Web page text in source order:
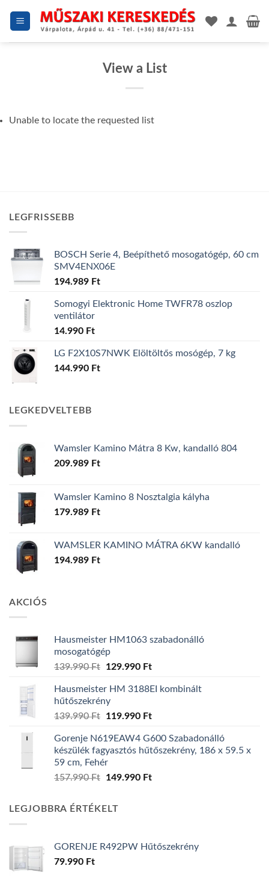
View a List
Unable to locate the requested list
LEGFRISSEBB
BOSCH Serie 4, Beépíthető mosogatógép, 60 cm
SMV4ENX06E
194.989 Ft
Somogyi Elektronic Home TWFR78 oszlop
ventilátor
14.990 Ft
LG F2X10S7NWK Elöltöltős mosógép, 7 kg
144.990 Ft
LEGKEDVELTEBB
Wamsler Kamino Mátra 8 Kw, kandalló 804
209.989 Ft
Wamsler Kamino 8 Nosztalgia kályha
179.989 Ft
WAMSLER KAMINO MÁTRA 6KW kandalló
194.989 Ft
AKCIÓS
Hausmeister HM1063 szabadonálló
mosogatógép
139.990Ft
Original
was:
139.990 Ft.
129.990 FtCurrent
is:
Hausmeister HM 3188EI kombinált
hűtőszekrény
139.990Ft
Original
was:
139.990 Ft.
119.990 FtCurrent
is:
119.990 Ft.
Gorenje N619EAW4 G600 Szabadonálló
készülék fagyasztós hűtőszekrény, 186 x 59.5 x
59 cm, Fehér
157.990Ft
Original
157.990 Ft.
149.990 FtCurrent
LEGJOBBRA ÉRTÉKELT
GORENJE R492PW Hűtőszekrény
79.990 Ft